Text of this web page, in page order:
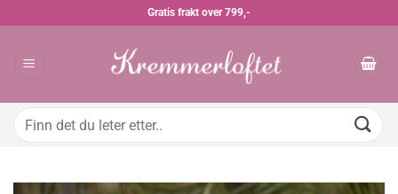
Gratis frakt over 799,-
Søk